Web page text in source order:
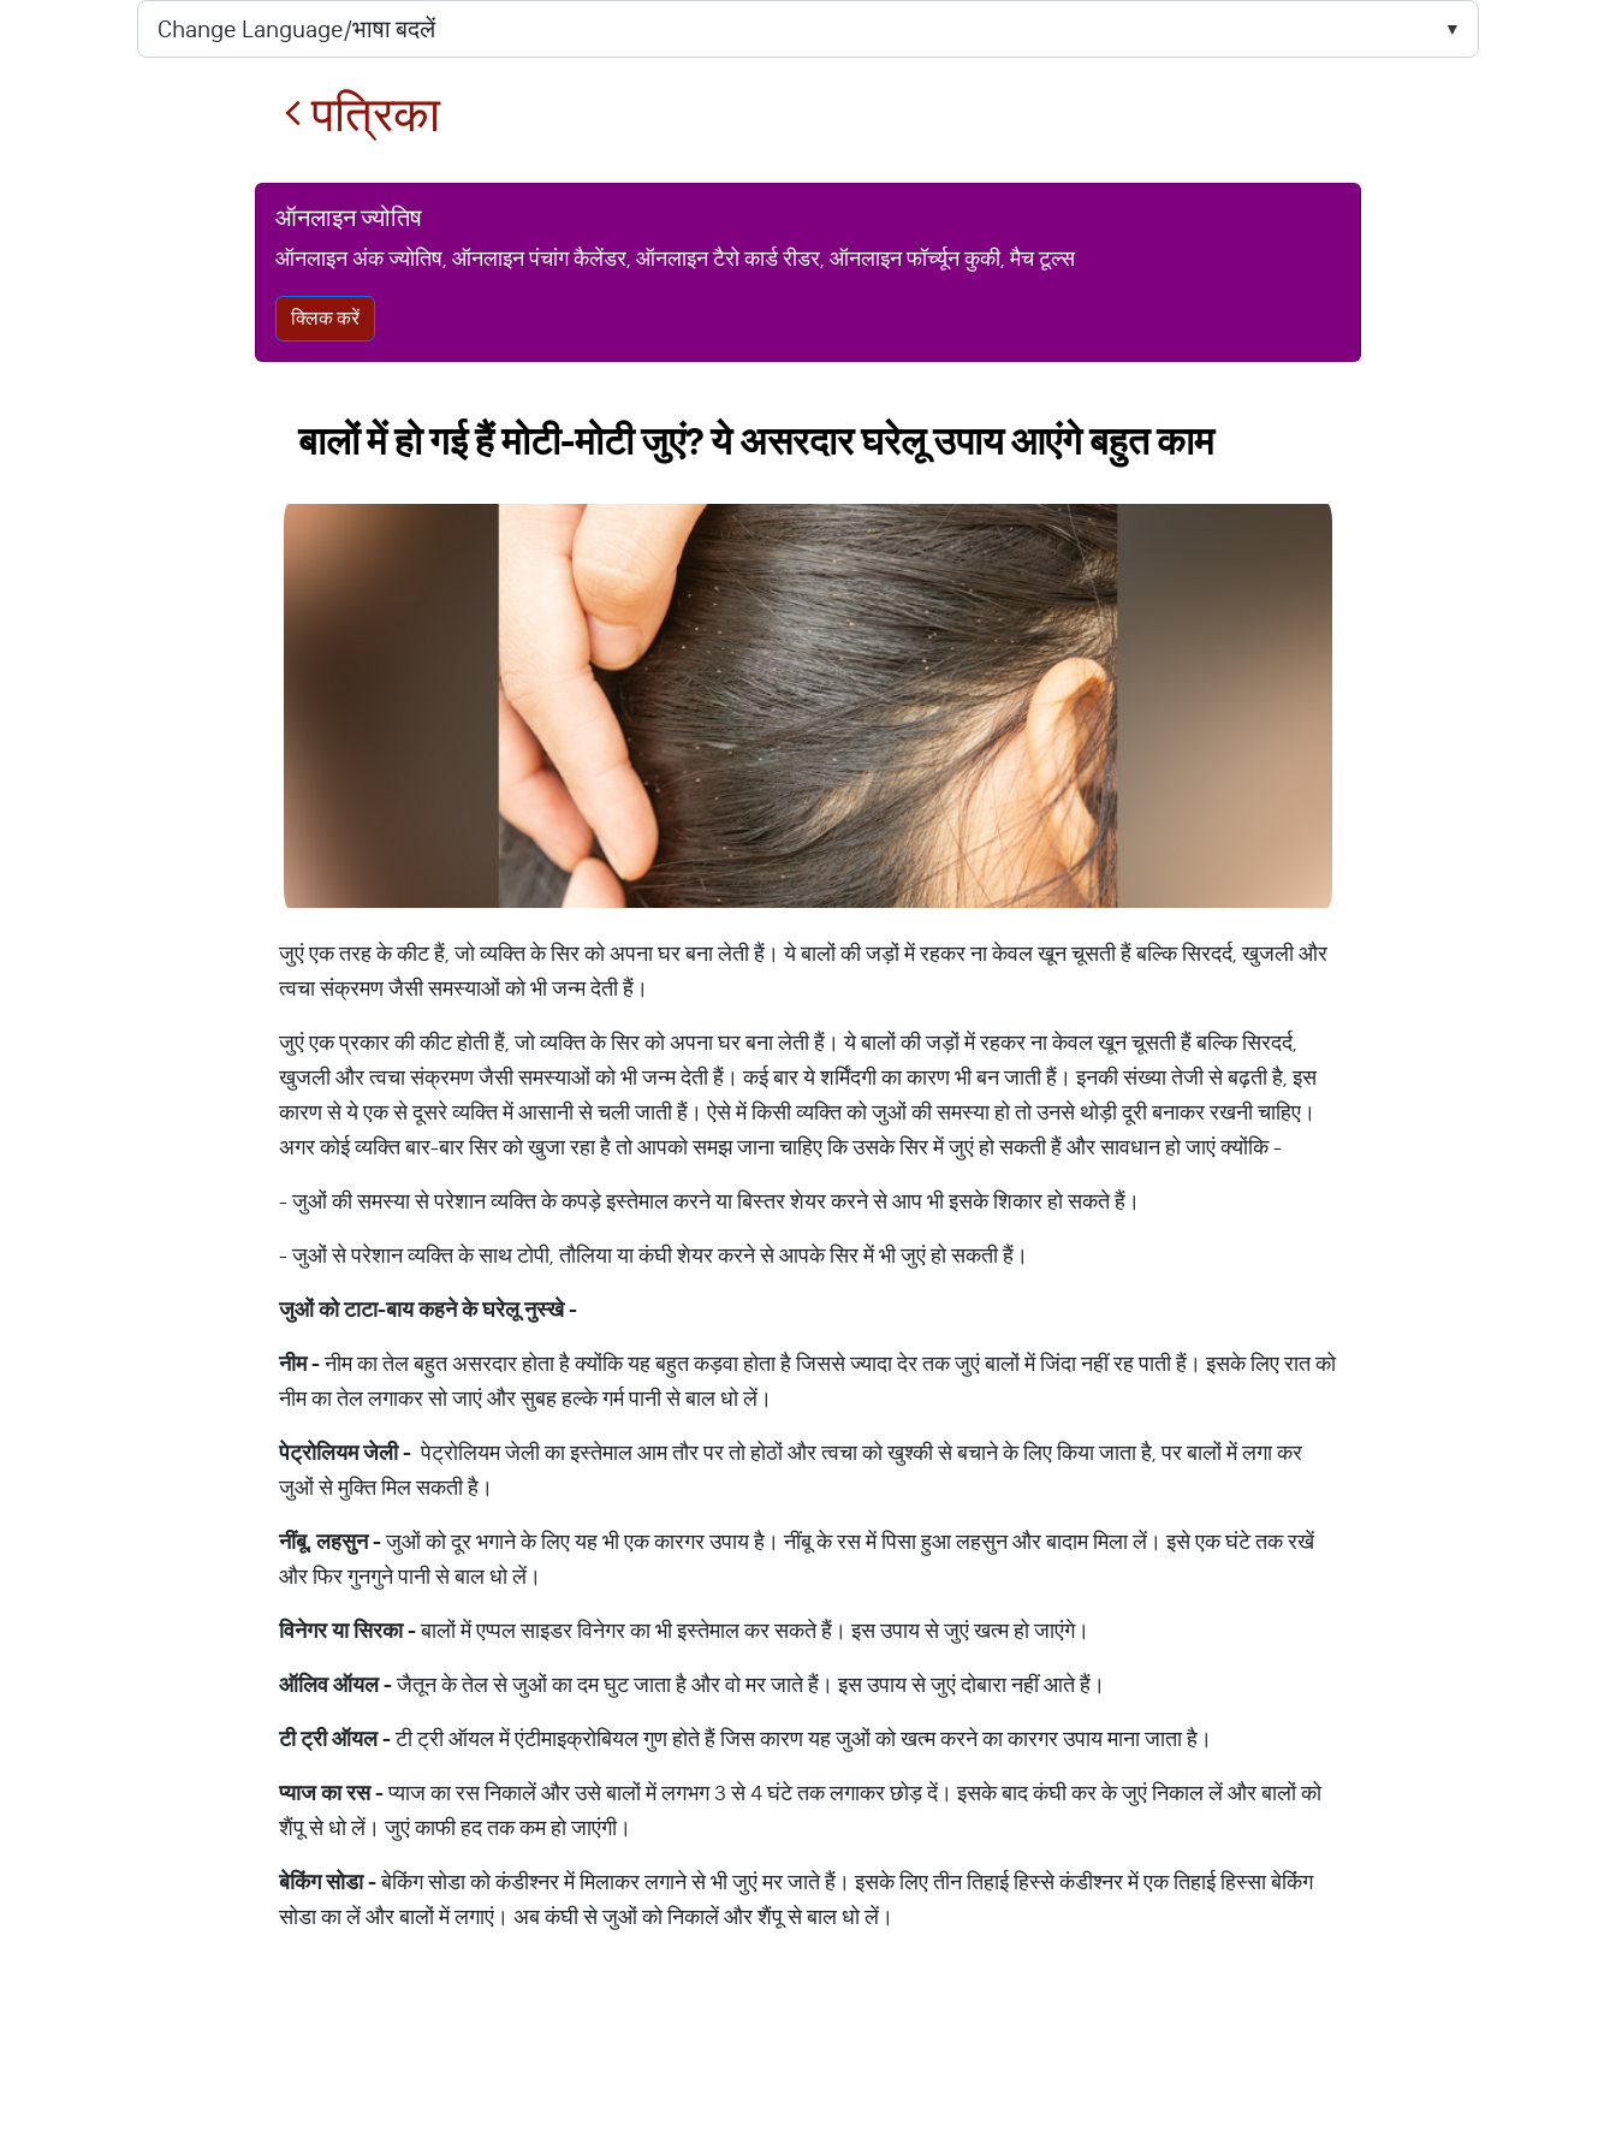
पत्रिका
ऑनलाइन ज्योतिष
ऑनलाइन अंक ज्योतिष, ऑनलाइन पंचांग कैलेंडर, ऑनलाइन टैरो कार्ड रीडर, ऑनलाइन फॉर्च्यून कुकी, मैच टूल्स
क्लिक करें
बालों में हो गई हैं मोटी-मोटी जुएं? ये असरदार घरेलू उपाय आएंगे बहुत काम
जुएं एक तरह के कीट हैं, जो व्यक्ति के सिर को अपना घर बना लेती हैं। ये बालों की जड़ों में रहकर ना केवल खून चूसती हैं बल्कि सिरदर्द, खुजली और
त्वचा संक्रमण जैसी समस्याओं को भी जन्म देती हैं।
जुएं एक प्रकार की कीट होती हैं, जो व्यक्ति के सिर को अपना घर बना लेती हैं। ये बालों की जड़ों में रहकर ना केवल खून चूसती हैं बल्कि सिरदर्द,
खुजली और त्वचा संक्रमण जैसी समस्याओं को भी जन्म देती हैं। कई बार ये शर्मिंदगी का कारण भी बन जाती हैं। इनकी संख्या तेजी से बढ़ती है, इस
कारण से ये एक से दूसरे व्यक्ति में आसानी से चली जाती हैं। ऐसे में किसी व्यक्ति को जुओं की समस्या हो तो उनसे थोड़ी दूरी बनाकर रखनी चाहिए।
अगर कोई व्यक्ति बार-बार सिर को खुजा रहा है तो आपको समझ जाना चाहिए कि उसके सिर में जुएं हो सकती हैं और सावधान हो जाएं क्योंकि -
- जुओं की समस्या से परेशान व्यक्ति के कपड़े इस्तेमाल करने या बिस्तर शेयर करने से आप भी इसके शिकार हो सकते हैं।
- जुओं से परेशान व्यक्ति के साथ टोपी, तौलिया या कंघी शेयर करने से आपके सिर में भी जुएं हो सकती हैं।
जुओं को टाटा-बाय कहने के घरेलू नुस्खे -
नीम -नीम का तेल बहुत असरदार होता है क्योंकि यह बहुत कड़वा होता है जिससे ज्यादा देर तक जुएं बालों में जिंदा नहीं रह पाती हैं। इसके लिए रात को
नीम का तेल लगाकर सो जाएं और सुबह हल्के गर्म पानी से बाल धो लें।
पेट्रोलियम जेली - पेट्रोलियम जेली का इस्तेमाल आम तौर पर तो होठों और त्वचा को खुश्की से बचाने के लिए किया जाता है, पर बालों में लगा कर
जुओं से मुक्ति मिल सकती है।
नींबू,लहसुन -जुओं को दूर भगाने के लिए यह भी एक कारगर उपाय है। नींबू के रस में पिसा हुआ लहसुन और बादाम मिला लें। इसे एक घंटे तक रखें
और फिर गुनगुने पानी से बाल धो लें।
विनेगर या सिरका -बालों में एप्‍पल साइडर विनेगर का भी इस्‍तेमाल कर सकते हैं। इस उपाय से जुएं खत्‍म हो जाएंगे।
ऑलिव ऑयल -जैतून के तेल से जुओं का दम घुट जाता है और वो मर जाते हैं। इस उपाय से जुएं दोबारा नहीं आते हैं।
टी ट्री ऑयल -टी ट्री ऑयल में एंटीमाइक्रोबियल गुण होते हैं जिस कारण यह जुओं को खत्‍म करने का कारगर उपाय माना जाता है।
प्याज का रस -प्‍याज का रस निकालें और उसे बालों में लगभग 3 से 4 घंटे तक लगाकर छोड़ दें। इसके बाद कंघी कर के जुएं निकाल लें और बालों को
शैंपू से धो लें। जुएं काफी हद तक कम हो जाएंगी।
बेकिंग सोडा -बेकिंग सोडा को कंडीश्‍नर में मिलाकर लगाने से भी जुएं मर जाते हैं। इसके लिए तीन तिहाई हिस्‍से कंडीश्‍नर में एक तिहाई हिस्‍सा बेकिंंग
सोडा का लें और बालों में लगाएं। अब कंघी से जुओं को निकालें और शैंपू से बाल धो लें।